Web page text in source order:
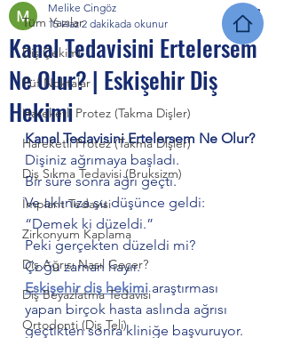
Tüm Yazılar
Diş Çekimi
Püf Noktalar
Hareketli Protez (Takma Dişler)
Hareketli Protez (Takma Dişler)
Diş Sıkma Tedavisi (Bruksizm)
İmplant Tedavisi
Zirkonyum Kaplama
Diş Ağrısı Nasıl Geçer?
Diş Beyazlatma Tedavisi
Ortodonti (Diş Teli)
Kanal Tedavisini Ertelersem
Ne Olur? | Eskişehir Diş
Hekimi
Melike Cingöz
15 Haz 2 dakikada okunur
Kanal Tedavisini Ertelersem Ne Olur?
Dişiniz ağrımaya başladı.
Bir süre sonra ağrı geçti.
Ve aklınıza şu düşünce geldi:
“Demek ki düzeldi.”
Peki gerçekten düzeldi mi?
Çoğu zaman hayır.
Eskişehir diş hekimi araştırması
yapan birçok hasta aslında ağrısı
geçtikten sonra kliniğe başvuruyor.